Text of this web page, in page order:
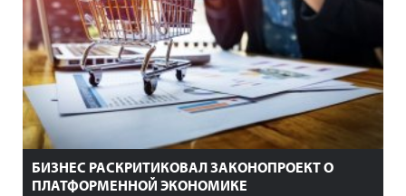
БИЗНЕС РАСКРИТИКОВАЛ ЗАКОНОПРОЕКТ О
ПЛАТФОРМЕННОЙ ЭКОНОМИКЕ